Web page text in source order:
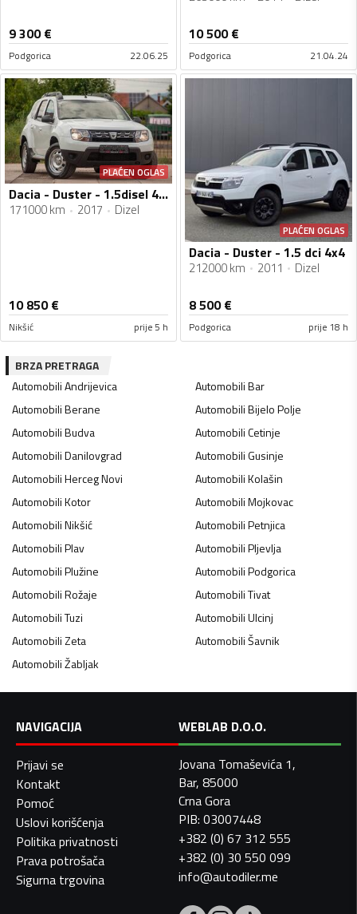
9 300€
Podgorica 22.06.25
10 500€
Podgorica 21.04.24
PLAĆEN OGLAS
Dacia - Duster - 1.5disel 4x4
171000 km 2017 Dizel
10 850€
Nikšić prije 5 h
PLAĆEN OGLAS
Dacia - Duster - 1.5 dci 4x4
212000 km 2011 Dizel
8 500€
Podgorica prije 18 h
BRZA PRETRAGA
AutomobiliAndrijevica AutomobiliBar
AutomobiliBerane AutomobiliBijelo Polje
AutomobiliBudva AutomobiliCetinje
AutomobiliDanilovgrad AutomobiliGusinje
AutomobiliHerceg Novi AutomobiliKolašin
AutomobiliKotor AutomobiliMojkovac
AutomobiliNikšić AutomobiliPetnjica
AutomobiliPlav AutomobiliPljevlja
AutomobiliPlužine AutomobiliPodgorica
AutomobiliRožaje AutomobiliTivat
AutomobiliTuzi AutomobiliUlcinj
AutomobiliZeta AutomobiliŠavnik
AutomobiliŽabljak
NAVIGACIJA
Prijavi se
Kontakt
Pomoć
Uslovi korišćenja
Politika privatnosti
Prava potrošača
Sigurna trgovina
WEBLAB D.O.O.
Jovana Tomaševića 1,
Bar, 85000
Crna Gora
PIB: 03007448
+382 (0) 67 312 555
+382 (0) 30 550 099
info@autodiler.me